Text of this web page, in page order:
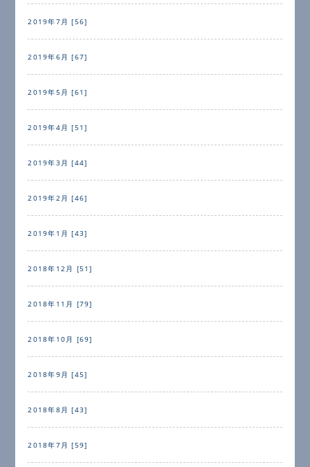
2019年7月 [56]
2019年6月 [67]
2019年5月 [61]
2019年4月 [51]
2019年3月 [44]
2019年2月 [46]
2019年1月 [43]
2018年12月 [51]
2018年11月 [79]
2018年10月 [69]
2018年9月 [45]
2018年8月 [43]
2018年7月 [59]